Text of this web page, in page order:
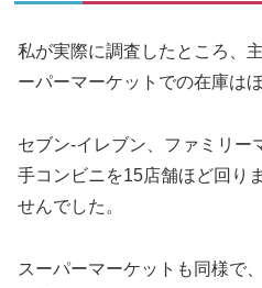
私が実際に調査したところ、
ーパーマーケットでの在庫は
セブン-イレブン、ファミリー
手コンビニを15店舗ほど回り
せんでした。
スーパーマーケットも同様で